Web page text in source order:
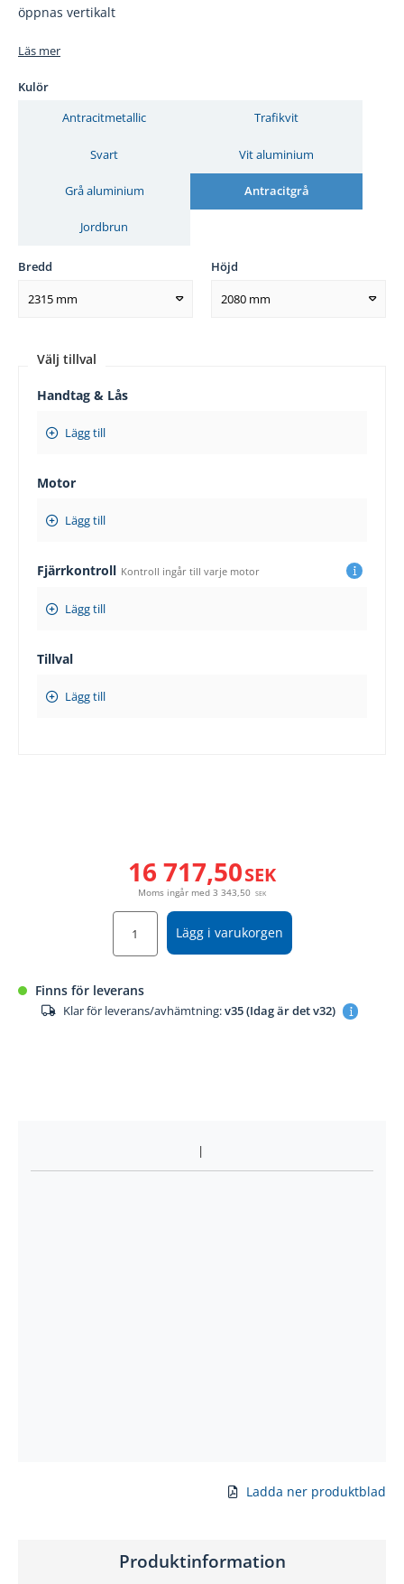
öppnas vertikalt
Läs mer
Kulör
Antracitmetallic Trafikvit
Svart Vit aluminium
Grå aluminium Antracitgrå
Jordbrun
Bredd
2315 mm
Höjd
2080 mm
Välj tillval
Handtag & Lås
Lägg till
Motor
Lägg till
Fjärrkontroll Kontroll ingår till varje motor
Lägg till
Tillval
Lägg till
Lägg i varukorgen
16 717,50SEK
Moms ingår med3 343,50 SEK
Finns för leverans
Klar för leverans/avhämtning:v35 (Idag är det v32)
Ladda ner produktblad
Produktinformation